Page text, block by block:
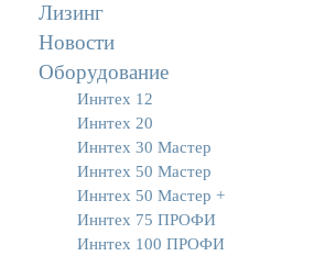
Лизинг
Новости
Оборудование
Иннтех 12
Иннтех 20
Иннтех 30 Мастер
Иннтех 50 Мастер
Иннтех 50 Мастер +
Иннтех 75 ПРОФИ
Иннтех 100 ПРОФИ